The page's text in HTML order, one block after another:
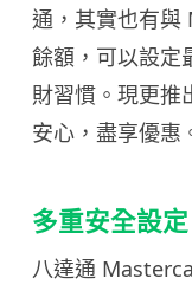
通，其實也有與
餘額，可以設定
財習慣。現更推
安心，盡享優惠
多重安全設定
八達通